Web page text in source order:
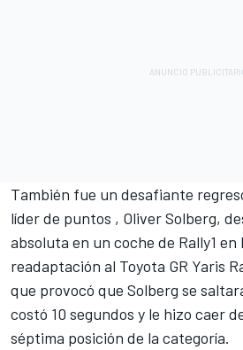
También fue un desafiante
líder de puntos , Oliver Solberg,
absoluta en un coche de Rally1 en
readaptación al Toyota GR Yaris
que provocó que Solberg se
costó 10 segundos y le hizo caer
séptima posición de la categoría.